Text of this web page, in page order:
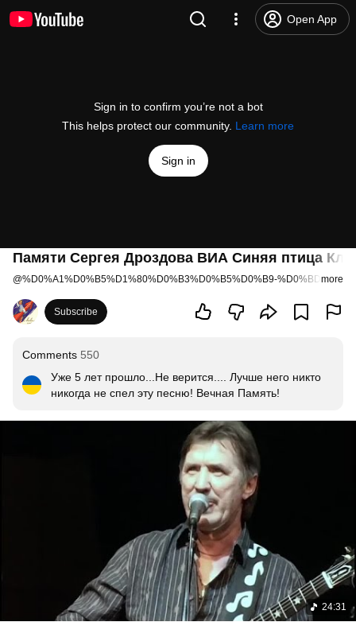
Open App
Sign in to confirm you’re not a bot
This helps protect our community. Learn more
Sign in
Памяти Сергея Дроздова ВИА Синяя птица
@%D0%A1%D0%B5%D1%80%D0%B3%D0%B5%D0%B9- more
Subscribe
Comments 550
Уже 5 лет прошло...Не верится.... Лучше него никто
никогда не спел эту песню! Вечная Память!
24:31